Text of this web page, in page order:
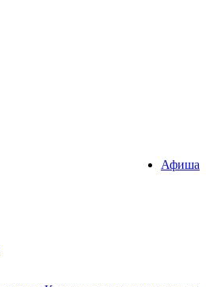
Афиша